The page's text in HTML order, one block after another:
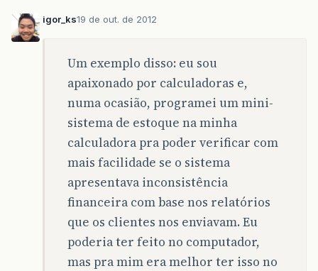
igor_ks19 de out. de 2012
Um exemplo disso: eu sou
apaixonado por calculadoras e,
numa ocasião, programei um mini-
sistema de estoque na minha
calculadora pra poder verificar com
mais facilidade se o sistema
apresentava inconsistência
financeira com base nos relatórios
que os clientes nos enviavam. Eu
poderia ter feito no computador,
mas pra mim era melhor ter isso no